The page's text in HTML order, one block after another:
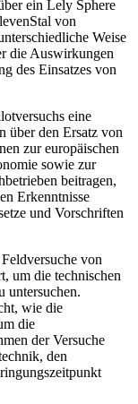
ein Lely Sphere
von
Weise
die Auswirkungen
des Einsatzes von
eine
über den Ersatz von
zur europäischen
sowie zur
beitragen,
Erkenntnisse
und Vorschriften
von
um die technischen
untersuchen.
wie die
die
der Versuche
den